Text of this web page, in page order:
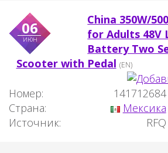
06
июн
China 350W/
for Adults 48V
Battery Two
Scooter with Pedal (EN)
Номер:
141712684
Страна:
Мексика
Источник:
RFQ